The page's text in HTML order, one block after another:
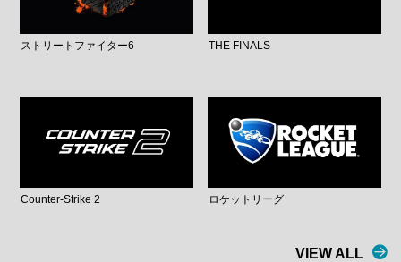
ストリートファイター6 THE FINALS
Counter-Strike 2 ロケットリーグ
VIEW ALL